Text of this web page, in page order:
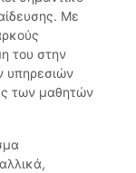
Με
του στην
υπηρεσιών
των μαθητών